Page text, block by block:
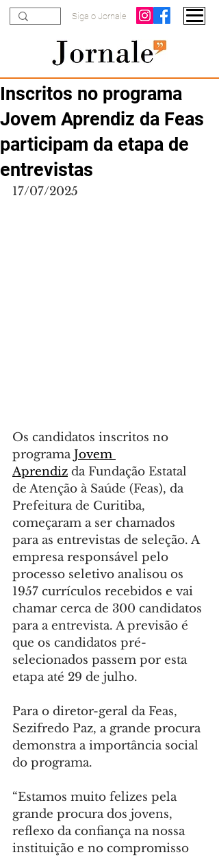
Siga o Jornale
Inscritos no programa
Jovem Aprendiz da Feas
participam da etapa de
entrevistas
17/07/2025
Os candidatos inscritos no
programa Jovem
Aprendiz da Fundação Estatal
de Atenção à Saúde (Feas), da
Prefeitura de Curitiba,
começaram a ser chamados
para as entrevistas de seleção. A
empresa responsável pelo
processo seletivo analisou os
1957 currículos recebidos e vai
chamar cerca de 300 candidatos
para a entrevista. A previsão é
que os candidatos pré-
selecionados passem por esta
etapa até 29 de julho.
Para o diretor-geral da Feas,
Sezifredo Paz, a grande procura
demonstra a importância social
do programa.
“Estamos muito felizes pela
grande procura dos jovens,
reflexo da confiança na nossa
instituição e no compromisso